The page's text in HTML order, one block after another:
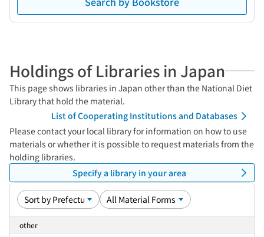
Holdings of Libraries in Japan
This page shows libraries in Japan other than the National Diet
Library that hold the material.
List of Cooperating Institutions and Databases
Please contact your local library for information on how to use
materials or whether it is possible to request materials from the
holding libraries.
Specify a library in your area
other